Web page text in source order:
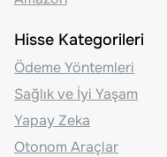
Hisse Kategorileri
Ödeme Yöntemleri
Sağlık ve İyi Yaşam
Yapay Zeka
Otonom Araçlar